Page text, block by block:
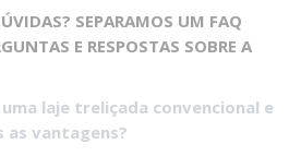
SEPARAMOS UM FAQ
E RESPOSTAS SOBRE A
laje treliçada convencional e
as vantagens?